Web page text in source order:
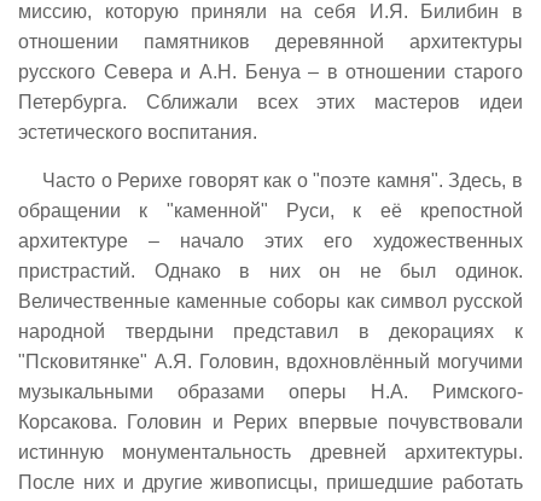
миссию, которую приняли на себя И.Я. Билибин в
отношении памятников деревянной архитектуры
русского Севера и А.Н. Бенуа – в отношении старого
Петербурга. Сближали всех этих мастеров идеи
эстетического воспитания.
Часто о Рерихе говорят как о "поэте камня". Здесь, в
обращении к "каменной" Руси, к её крепостной
архитектуре – начало этих его художественных
пристрастий. Однако в них он не был одинок.
Величественные каменные соборы как символ русской
народной твердыни представил в декорациях к
"Псковитянке" А.Я. Головин, вдохновлённый могучими
музыкальными образами оперы Н.А. Римского-
Корсакова. Головин и Рерих впервые почувствовали
истинную монументальность древней архитектуры.
После них и другие живописцы, пришедшие работать